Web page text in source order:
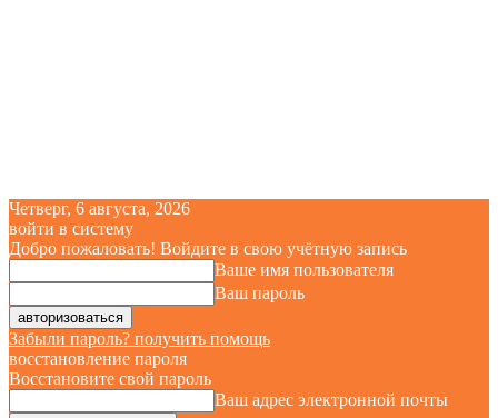
Четверг, 6 августа, 2026
войти в систему
Добро пожаловать! Войдите в свою учётную запись
Ваше имя пользователя
Ваш пароль
Забыли пароль? получить помощь
восстановление пароля
Восстановите свой пароль
Ваш адрес электронной почты